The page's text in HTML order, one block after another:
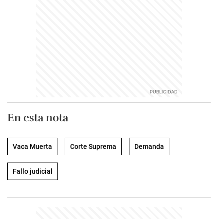
En esta nota
Vaca Muerta Corte Suprema Demanda
Fallo judicial